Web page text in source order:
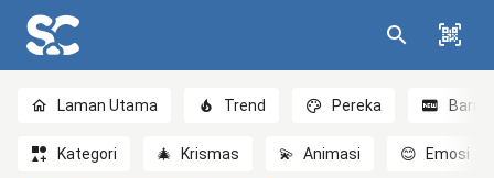
Laman Utama Trend Pereka Baru
Kategori 🎄 Krismas 💫 Animasi 😊 Emosi